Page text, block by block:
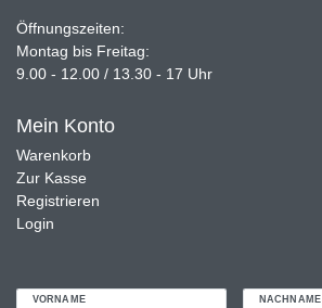
Öffnungszeiten:
Montag bis Freitag:
9.00 - 12.00 / 13.30 - 17 Uhr
Mein Konto
Warenkorb
Zur Kasse
Registrieren
Login
VORNAME NACHNAME